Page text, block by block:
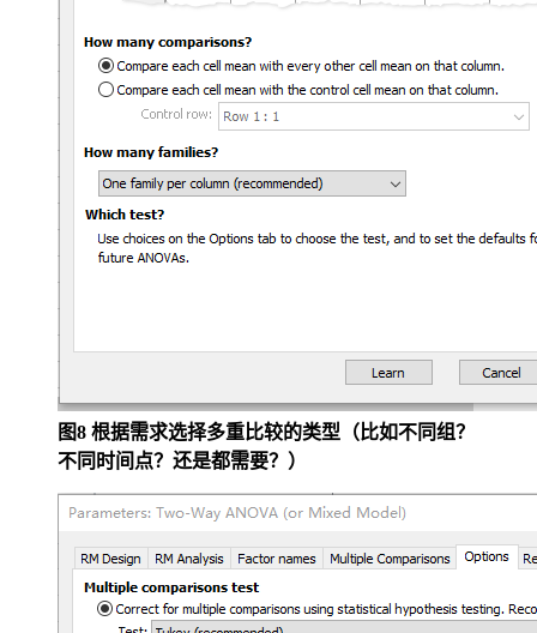
图8 根据需求选择多重比较的类型（比如不同组？
不同时间点？还是都需要？）